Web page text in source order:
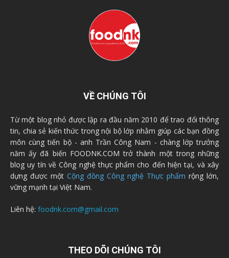
VỀ CHÚNG TÔI
Từ một blog nhỏ được lập ra đầu năm 2010 để trao đổi thông
tin, chia sẻ kiến thức trong nội bộ lớp nhằm giúp các bạn đồng
môn cùng tiến bộ - anh Trần Công Nam - chàng lớp trưởng
năm ấy đã biến FOODNK.COM trở thành một trong những
blog uy tín về Công nghệ thực phẩm cho đến hiện tại, và xây
dựng được một Cộng đồng Công nghệ Thực phẩm rộng lớn,
vững mạnh tại Việt Nam.
Liên hệ: foodnk.com@gmail.com
THEO DÕI CHÚNG TÔI